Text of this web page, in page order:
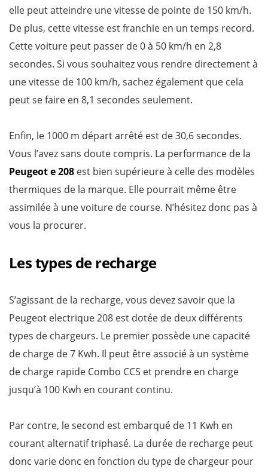
elle peut atteindre une vitesse de pointe de 150 km/h.
De plus, cette vitesse est franchie en un temps record.
Cette voiture peut passer de 0 à 50 km/h en 2,8
secondes. Si vous souhaitez vous rendre directement à
une vitesse de 100 km/h, sachez également que cela
peut se faire en 8,1 secondes seulement.
Enfin, le 1000 m départ arrêté est de 30,6 secondes.
Vous l’avez sans doute compris. La performance de la
Peugeot e 208 est bien supérieure à celle des modèles
thermiques de la marque. Elle pourrait même être
assimilée à une voiture de course. N’hésitez donc pas à
vous la procurer.
Les types de recharge
S’agissant de la recharge, vous devez savoir que la
Peugeot electrique 208 est dotée de deux différents
types de chargeurs. Le premier possède une capacité
de charge de 7 Kwh. Il peut être associé à un système
de charge rapide Combo CCS et prendre en charge
jusqu’à 100 Kwh en courant continu.
Par contre, le second est embarqué de 11 Kwh en
courant alternatif triphasé. La durée de recharge peut
donc varie donc en fonction du type de chargeur pour